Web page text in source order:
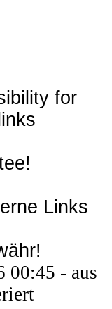
for
Links
00:45 - aus